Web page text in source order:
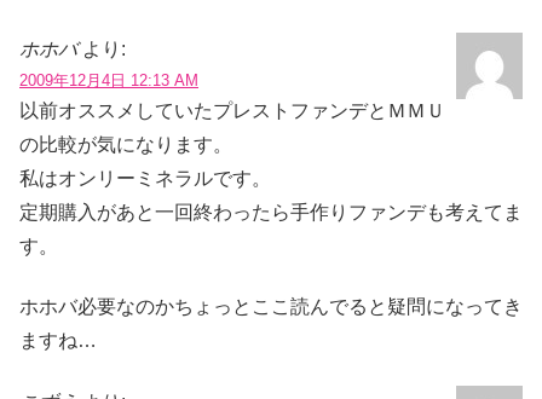
ホホバ より:
2009年12月4日 12:13 AM
以前オススメしていたプレストファンデとＭＭＵ
の比較が気になります。
私はオンリーミネラルです。
定期購入があと一回終わったら手作りファンデも考えてま
す。
ホホバ必要なのかちょっとここ読んでると疑問になってき
ますね…